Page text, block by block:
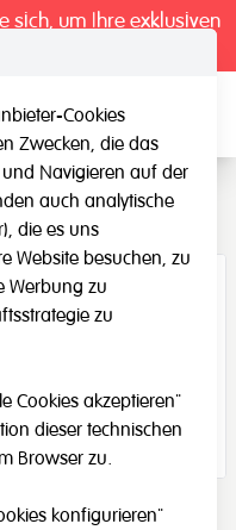
sich, um Ihre exklusiven
Geschichten
Cookies
Zwecken, die das
Navigieren auf der
auch analytische
die es uns
Website besuchen, zu
Werbung zu
zu
Cookies akzeptieren"
dieser technischen
Browser zu.
konfigurieren"